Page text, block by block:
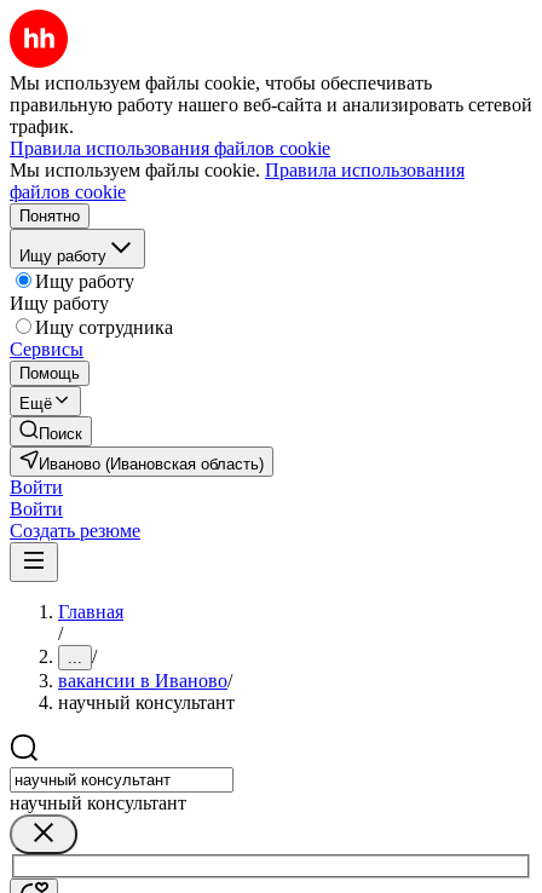
Мы используем файлы cookie, чтобы обеспечивать
правильную работу нашего веб-сайта и анализировать сетевой
трафик.
Правила использования файлов cookie
Мы используем файлы cookie. Правила использования
файлов cookie
Понятно
Ищу работу
Ищу работу
Ищу работу
Ищу сотрудника
Сервисы
Помощь
Ещё
Поиск
Иваново (Ивановская область)
Войти
Войти
Создать резюме
Главная
/
... /
вакансии в Иваново/
научный консультант
научный консультант